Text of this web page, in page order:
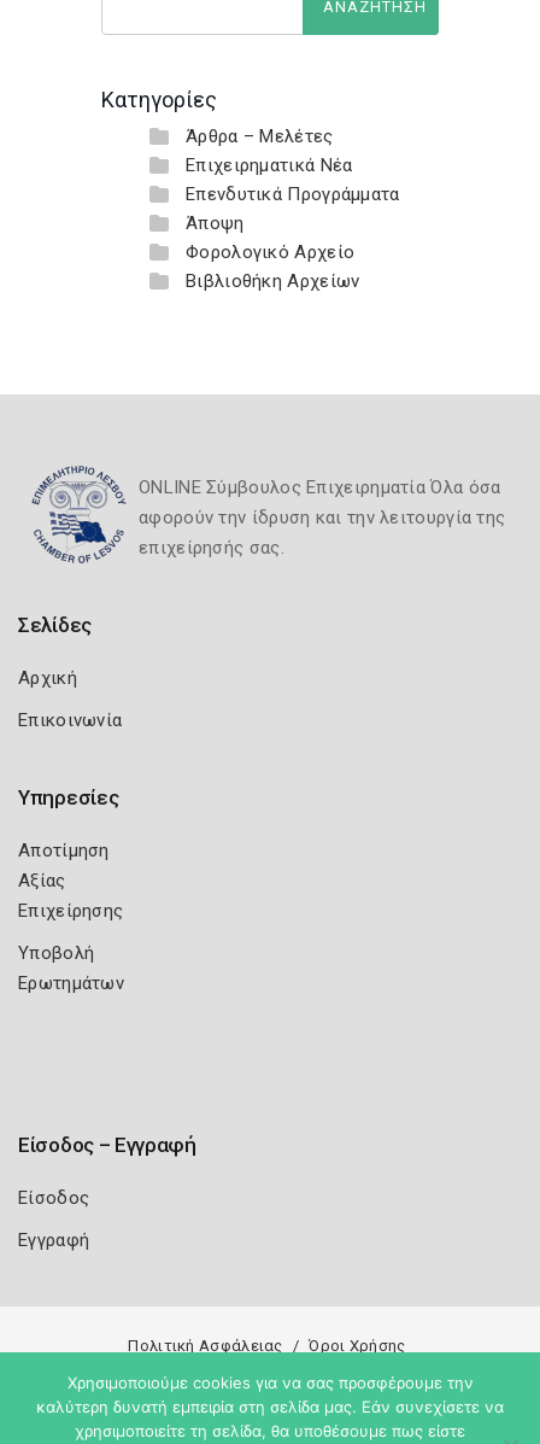
Κατηγορίες
Άρθρα – Μελέτες
Επιχειρηματικά Νέα
Επενδυτικά Προγράμματα
Άποψη
Φορολογικό Αρχείο
Βιβλιοθήκη Αρχείων
ONLINE Σύμβουλος Επιχειρηματία Όλα όσα
αφορούν την ίδρυση και την λειτουργία της
επιχείρησής σας.
Σελίδες
Αρχική
Επικοινωνία
Υπηρεσίες
Αποτίμηση
Αξίας
Επιχείρησης
Υποβολή
Ερωτημάτων
Είσοδος – Εγγραφή
Είσοδος
Εγγραφή
Πολιτική Ασφάλειας Όροι Χρήσης
Copyright 2026 Knowledge A.E.
Χρησιμοποιούμε cookies για να σας προσφέρουμε την
καλύτερη δυνατή εμπειρία στη σελίδα μας. Εάν συνεχίσετε να
χρησιμοποιείτε τη σελίδα, θα υποθέσουμε πως είστε